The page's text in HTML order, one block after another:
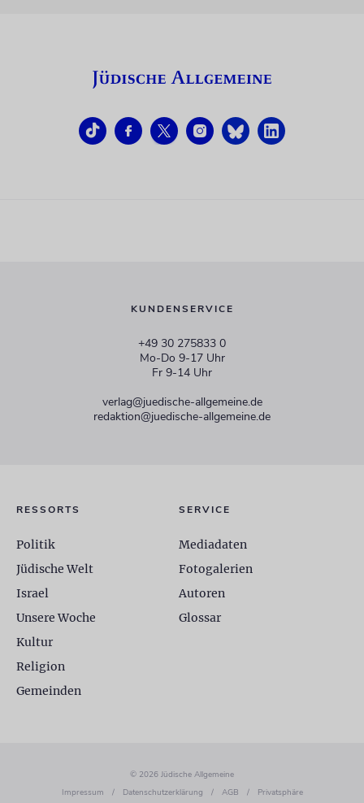
KUNDENSERVICE
+49 30 275833 0
Mo-Do 9-17 Uhr
Fr 9-14 Uhr
verlag@juedische-allgemeine.de
redaktion@juedische-allgemeine.de
RESSORTS
Politik
Jüdische Welt
Israel
Unsere Woche
Kultur
Religion
Gemeinden
SERVICE
Mediadaten
Fotogalerien
Autoren
Glossar
© 2026 Jüdische Allgemeine
Impressum
/ Datenschutzerklärung / AGB / Privatsphäre